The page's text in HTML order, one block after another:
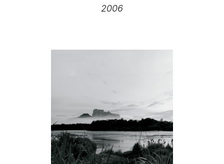
2006